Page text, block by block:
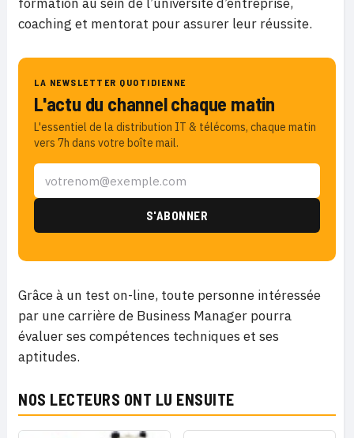
coaching et mentorat pour assurer leur réussite.
LA NEWSLETTER QUOTIDIENNE
L'actu du channel chaque matin
L'essentiel de la distribution IT & télécoms, chaque matin
vers 7h dans votre boîte mail.
Grâce à un test on-line, toute personne intéressée
par une carrière de Business Manager pourra
évaluer ses compétences techniques et ses
aptitudes.
NOS LECTEURS ONT LU ENSUITE